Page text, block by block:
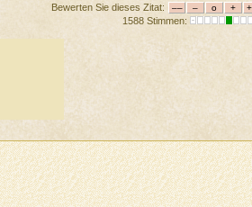
Bewerten Sie dieses Zitat:
1588 Stimmen: